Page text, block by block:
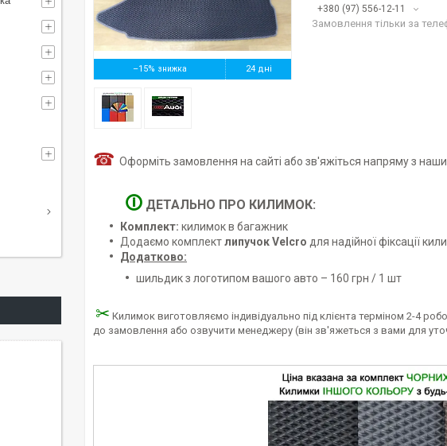
–15% 24 дні
+380 (97) 556-12-11
Замовлення тільки за
☎ Оформіть замовлення на сайті або зв'яжіться напряму з
🛈 ДЕТАЛЬНО ПРО КИЛИМОК:
Комплект: килимок в багажник
Додаємо комплектлипучок Velcro для надійної фіксації
Додатково:
шильдик з логотипом вашого авто – 160 грн / 1 шт
✂ Килимок виготовляємо індивідуально під клієнта терміном 2-4
до замовлення або озвучити менеджеру (він зв'яжеться з вами для